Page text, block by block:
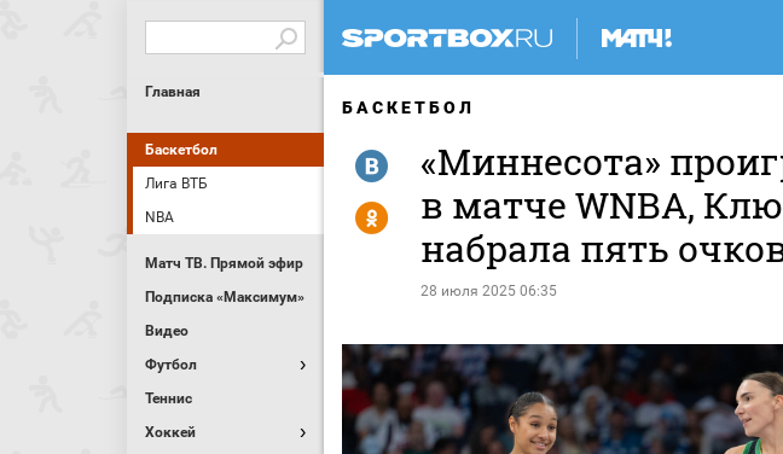
Главная
Баскетбол
Лига ВТБ
NBA
Матч ТВ. Прямой эфир
Подписка «Максимум»
Видео
Футбол
Теннис
Хоккей
БАСКЕТБОЛ
«Миннесота»
в матче WNBA,
набрала пять
28 июля 2025 06:35
R
Y